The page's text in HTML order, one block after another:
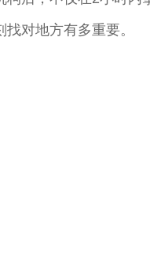
对地方有多重要。